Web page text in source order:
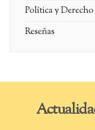
Política y Derecho
Reseñas